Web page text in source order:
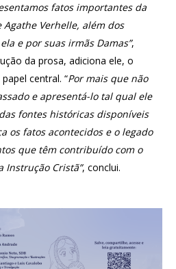
fatos importantes da
Verhelle, além dos
e por suas irmãs Damas”,
da prosa, adiciona ele, o
central. “Por mais que não
e apresentá-lo tal qual ele
fontes históricas disponíveis
os fatos acontecidos e o legado
que têm contribuído com o
Instrução Cristã”, conclui.